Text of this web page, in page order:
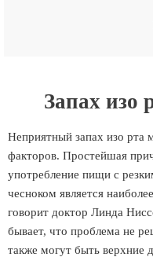
Запах изо
Неприятный запах изо рта
факторов. Простейшая
употребление пищи с
чесноком является
говорит доктор Линда
бывает, что проблема не
также могут быть верхние